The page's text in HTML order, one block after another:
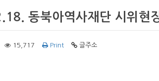
동북아역사재단 시위현
15,717 Print 글주소